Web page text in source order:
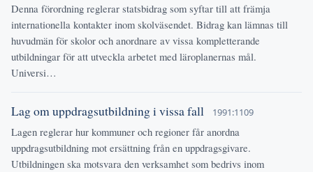
Denna förordning reglerar statsbidrag som syftar till att främja
internationella kontakter inom skolväsendet. Bidrag kan lämnas till
huvudmän för skolor och anordnare av vissa kompletterande
utbildningar för att utveckla arbetet med läroplanernas mål.
Universi…
Lag om uppdragsutbildning i vissa fall 1991:1109
Lagen reglerar hur kommuner och regioner får anordna
uppdragsutbildning mot ersättning från en uppdragsgivare.
Utbildningen ska motsvara den verksamhet som bedrivs inom